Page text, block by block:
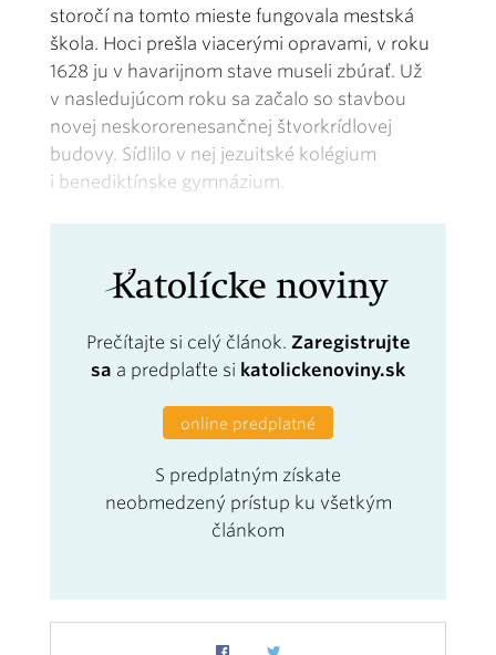
storočí na tomto mieste fungovala mestská
škola. Hoci prešla viacerými opravami, v roku
1628 ju v havarijnom stave museli zbúrať. Už
v nasledujúcom roku sa začalo so stavbou
novej neskororenesančnej štvorkrídlovej
budovy. Sídlilo v nej jezuitské kolégium
i benediktínske gymnázium.
Prečítajte si celý článok. Zaregistrujte
sa a predplaťte si katolickenoviny.sk
online predplatné
S predplatným získate
neobmedzený prístup ku všetkým
článkom